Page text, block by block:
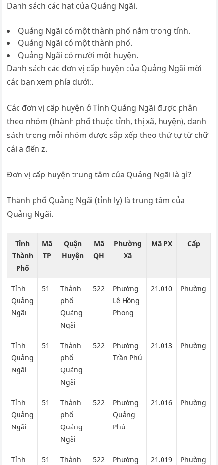
Danh sách các hạt của Quảng Ngãi.
Quảng Ngãi có một thành phố nằm trong tỉnh.
Quảng Ngãi có một thành phố.
Quảng Ngãi có mười một huyện.
Danh sách các đơn vị cấp huyện của Quảng Ngãi mời
các bạn xem phía dưới:.
Các đơn vị cấp huyện ở Tỉnh Quảng Ngãi được phân
theo nhóm (thành phố thuộc tỉnh, thị xã, huyện), danh
sách trong mỗi nhóm được sắp xếp theo thứ tự từ chữ
cái a đến z.
Đơn vị cấp huyện trung tâm của Quảng Ngãi là gì?
Thành phố Quảng Ngãi (tỉnh lỵ) là trung tâm của
Quảng Ngãi.
Tỉnh
Thành
Phố
Mã
TP
Quận
Huyện
Mã
QH
Phường
Xã
Mã PX Cấp
Tỉnh
Quảng
Ngãi
51
Thành
phố
Quảng
Ngãi
522
Phường
Lê Hồng
Phong
21.010 Phường
Tỉnh
Quảng
Ngãi
51
Thành
phố
Quảng
Ngãi
522
Phường
Trần Phú
21.013 Phường
Tỉnh
Quảng
Ngãi
51
Thành
phố
Quảng
Ngãi
522
Phường
Quảng
Phú
21.016 Phường
Tỉnh
51
Thành
522
Phường
21.019 Phường